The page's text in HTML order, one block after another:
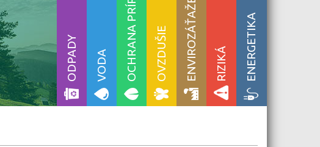
ODPADY VODA OCHRANA PRÍRODY OVZDUŠIE ENVIROZÁŤAŽE RIZIKÁ ENERGETIKA